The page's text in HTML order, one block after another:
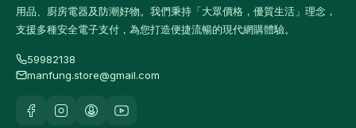
用品、廚房電器及防潮好物。我們秉持「大眾價格，優質生活」理念，
支援多種安全電子支付，為您打造便捷流暢的現代網購體驗。
59982138
manfung.store@gmail.com